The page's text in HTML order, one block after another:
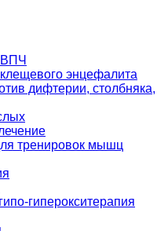
ВПЧ
энцефалита
дифтерии, столбняка,
тренировок мышц
гиперокситерапия